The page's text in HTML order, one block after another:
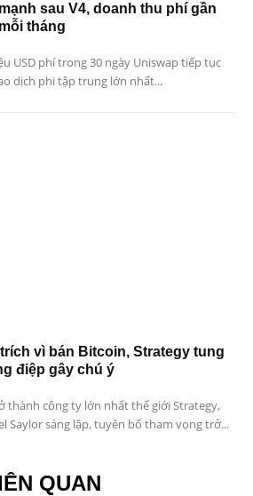
sau V4, doanh thu phí gần
tháng
USD phí trong 30 ngày Uniswap tiếp tục
dịch phi tập trung lớn nhất...
vì bán Bitcoin, Strategy tung
điệp gây chú ý
thành công ty lớn nhất thế giới Strategy,
Saylor sáng lập, tuyên bố tham vọng trở...
QUAN